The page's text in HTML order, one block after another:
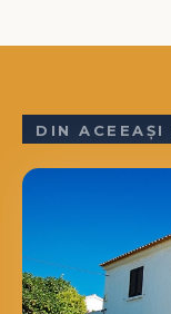
DIN ACEEAȘI